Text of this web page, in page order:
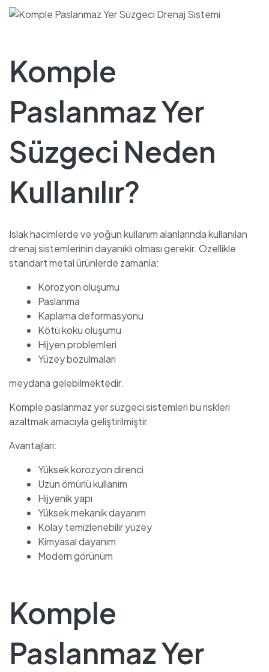
Komple
Paslanmaz Yer
Süzgeci Neden
Kullanılır?
Islak hacimlerde ve yoğun kullanım alanlarında kullanılan
drenaj sistemlerinin dayanıklı olması gerekir. Özellikle
standart metal ürünlerde zamanla:
Korozyon oluşumu
Paslanma
Kaplama deformasyonu
Kötü koku oluşumu
Hijyen problemleri
Yüzey bozulmaları
meydana gelebilmektedir.
Komple paslanmaz yer süzgeci sistemleri bu riskleri
azaltmak amacıyla geliştirilmiştir.
Avantajları:
Yüksek korozyon direnci
Uzun ömürlü kullanım
Hijyenik yapı
Yüksek mekanik dayanım
Kolay temizlenebilir yüzey
Kimyasal dayanım
Modern görünüm
Komple
Paslanmaz Yer